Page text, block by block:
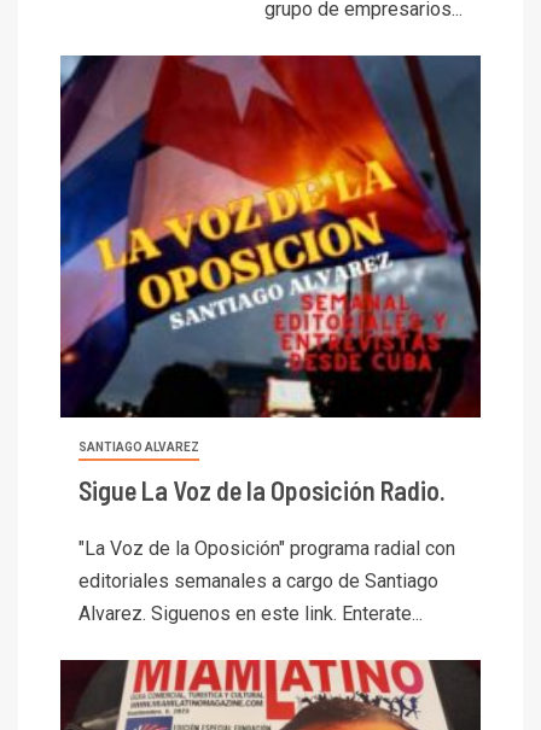
grupo de empresarios...
SANTIAGO ALVAREZ
Sigue La Voz de la Oposición Radio.
"La Voz de la Oposición" programa radial con
editoriales semanales a cargo de Santiago
Alvarez. Siguenos en este link. Enterate...